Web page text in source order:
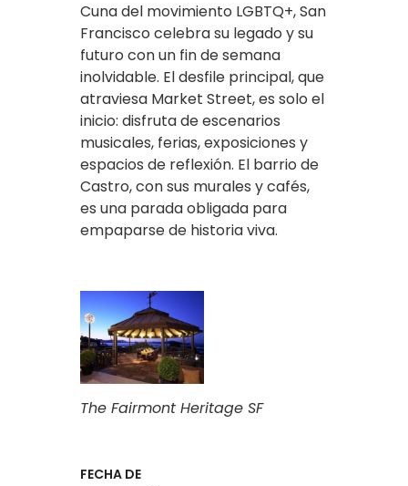
Cuna del movimiento LGBTQ+, San
Francisco celebra su legado y su
futuro con un fin de semana
inolvidable. El desfile principal, que
atraviesa Market Street, es solo el
inicio: disfruta de escenarios
musicales, ferias, exposiciones y
espacios de reflexión. El barrio de
Castro, con sus murales y cafés,
es una parada obligada para
empaparse de historia viva.
The Fairmont Heritage SF
FECHA DE